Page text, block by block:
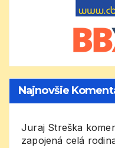
Najnovšie
Juraj Streška
zapojená celá